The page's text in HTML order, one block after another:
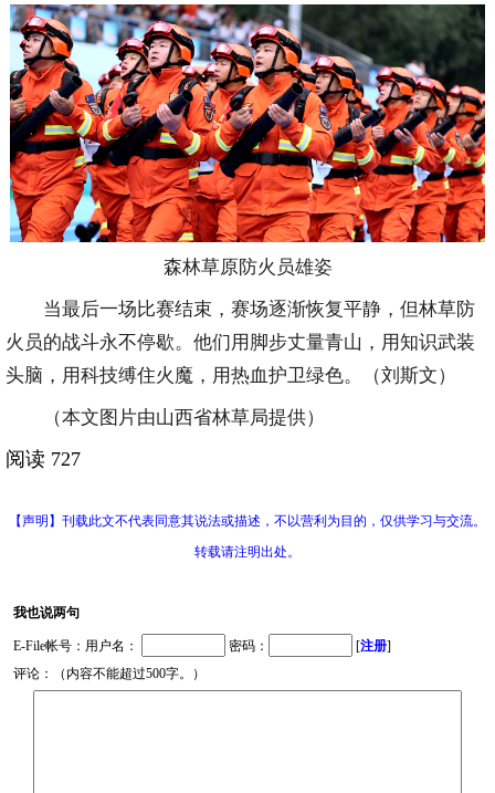
森林草原防火员雄姿
当最后一场比赛结束，赛场逐渐恢复平静，但林草防
火员的战斗永不停歇。他们用脚步丈量青山，用知识武装
头脑，用科技缚住火魔，用热血护卫绿色。（刘斯文）
（本文图片由山西省林草局提供）
阅读 727
【声明】刊载此文不代表同意其说法或描述，不以营利为目的，仅供学习与交流。
转载请注明出处。
我也说两句
E-File帐号：用户名： 密码： [注册]
评论：（内容不能超过500字。）